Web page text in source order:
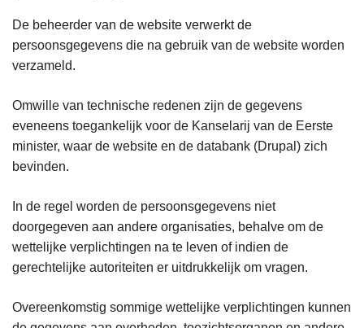
De beheerder van de website verwerkt de
persoonsgegevens die na gebruik van de website worden
verzameld.
Omwille van technische redenen zijn de gegevens
eveneens toegankelijk voor de Kanselarij van de Eerste
minister, waar de website en de databank (Drupal) zich
bevinden.
In de regel worden de persoonsgegevens niet
doorgegeven aan andere organisaties, behalve om de
wettelijke verplichtingen na te leven of indien de
gerechtelijke autoriteiten er uitdrukkelijk om vragen.
Overeenkomstig sommige wettelijke verplichtingen kunnen